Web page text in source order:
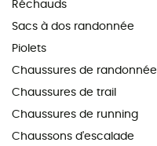
Réchauds
Sacs à dos randonnée
Piolets
Chaussures de randonnée
Chaussures de trail
Chaussures de running
Chaussons d'escalade